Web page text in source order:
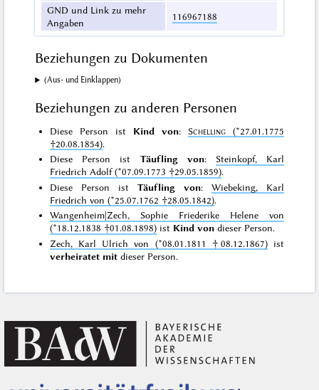
GND und Link zu mehr
Angaben
116967188
Beziehungen zu Dokumenten
(Aus- und Einklappen)
Beziehungen zu anderen Personen
Diese Person ist Kind von: Schelling(*27.01.1775
†20.08.1854).
Diese Person ist Täufling von: Steinkopf, Karl
Friedrich Adolf (*07.09.1773 †29.05.1859).
Diese Person ist Täufling von: Wiebeking, Karl
Friedrich von (*25.07.1762 †28.05.1842).
Wangenheim|Zech, Sophie Friederike Helene von
(*18.12.1838 †01.08.1898) ist Kind von dieser Person.
Zech, Karl Ulrich von (*08.01.1811 †08.12.1867)ist
verheiratet mit dieser Person.